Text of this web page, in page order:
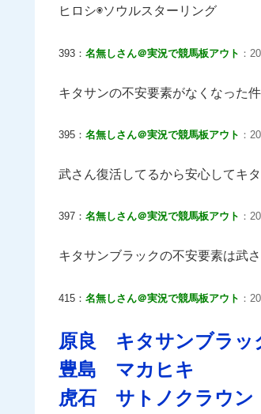
ヒロシ◉ソウルスターリング
393： 名無しさん＠実況で競馬板アウト ：
キタサンの不安要素がなくなった件
395： 名無しさん＠実況で競馬板アウト ：
武さん復活してるから安心してキ
397： 名無しさん＠実況で競馬板アウト ：
キタサンブラックの不安要素は武
415： 名無しさん＠実況で競馬板アウト ：
原良 キタサンブラッ
豊島 マカヒキ
虎石 サトノクラウン